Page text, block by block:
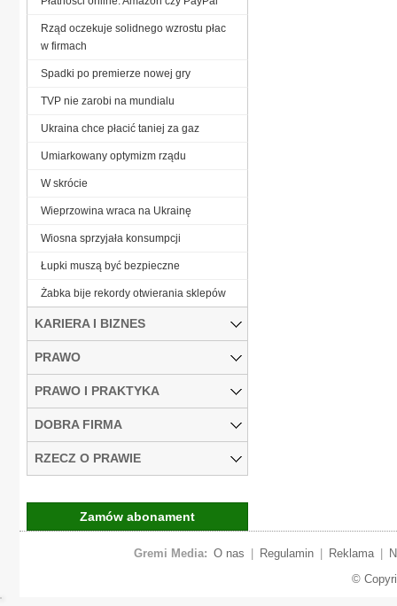
Rząd oczekuje solidnego wzrostu płac
w firmach
Spadki po premierze nowej gry
TVP nie zarobi na mundialu
Ukraina chce płacić taniej za gaz
Umiarkowany optymizm rządu
W skrócie
Wieprzowina wraca na Ukrainę
Wiosna sprzyjała konsumpcji
Łupki muszą być bezpieczne
Żabka bije rekordy otwierania sklepów
KARIERA I BIZNES
PRAWO
PRAWO I PRAKTYKA
DOBRA FIRMA
RZECZ O PRAWIE
Zamów abonament
Gremi Media: O nas Regulamin Reklama
©